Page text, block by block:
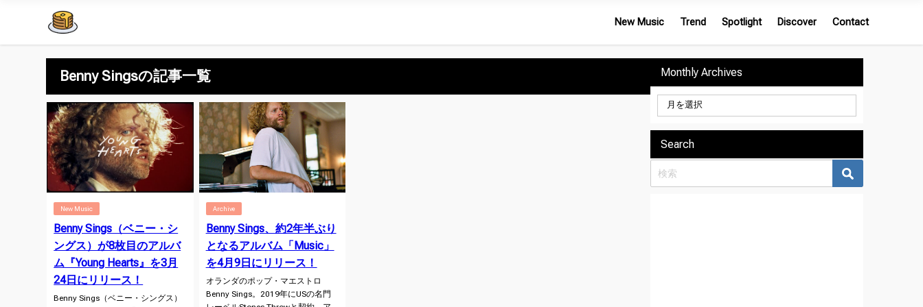
New Music Trend Spotlight Discover Contact
Benny Singsの記事一覧
New Music
Benny Sings（ベニー・シ
ングス）が8枚目のアルバ
ム『Young Hearts』を3月
24日にリリース！
Benny Sings（ベニー・シングス）
Archive
Benny Sings、約2年半ぶり
となるアルバム「Music」
を4月9日にリリース！
オランダのポップ・マエストロ
Benny Sings。2019年にUSの名門
Monthly Archives
Search